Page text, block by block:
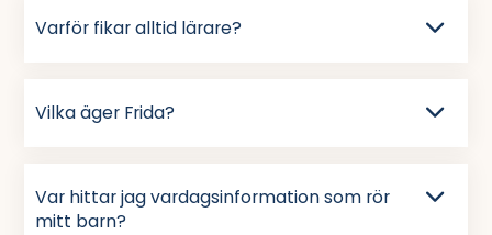
Varför fikar alltid lärare?
Vilka äger Frida?
Var hittar jag vardagsinformation som rör
mitt barn?